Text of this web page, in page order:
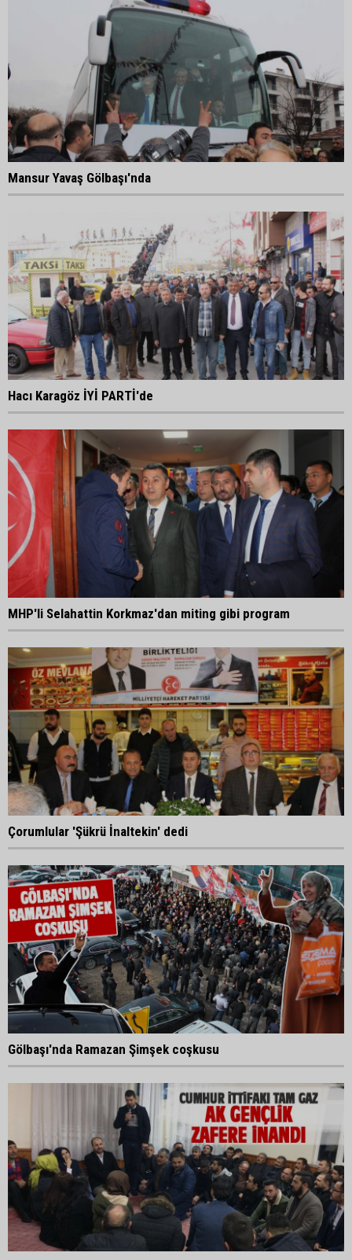
Mansur Yavaş Gölbaşı'nda
Hacı Karagöz İYİ PARTİ'de
MHP'li Selahattin Korkmaz'dan miting gibi program
Çorumlular 'Şükrü İnaltekin' dedi
Gölbaşı'nda Ramazan Şimşek coşkusu